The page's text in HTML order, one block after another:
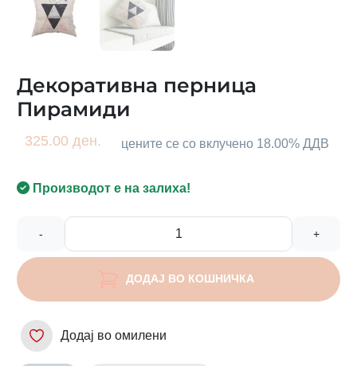
Декоративна перница
Пирамиди
325.00 ден. цените се со вклучено 18.00% ДДВ
Производот е на залиха!
- +
ДОДАЈ ВО КОШНИЧКА
Додај во омилени